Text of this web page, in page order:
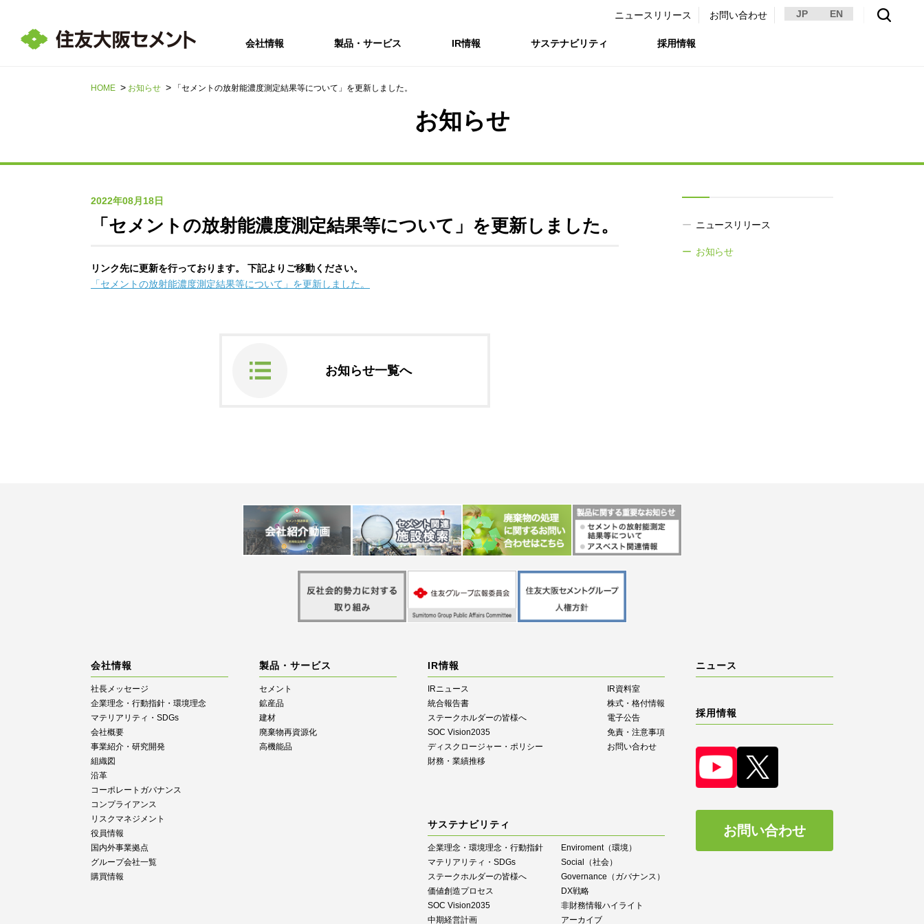
会社情報
事業紹介・研究開発
コンプライアンス
グループ会社一覧
製品・サービス IR情報
統合報告書
ディスクロージャー・ポリシー
IR資料室
お問い合わせ
サステナビリティ
ィ
マテリアリティ・SDGs
SOC Vision2035
中期経営計画
SOCN2050
Social（社会）
非財務情報ハイライト
アーカイブ
採用情報
インターンシップ（全国勤務コース）
アルムナイ採用サイト
ニュースリリース お問い合わせ JP EN
HOME お知らせ 「セメントの放射能濃度測定結果等について」を更新しました。
お知らせ
2022年08月18日
「セメントの放射能濃度測定結果等について」を更新しました。
リンク先に更新を行っております。 下記よりご移動ください。
「セメントの放射能濃度測定結果等について」を更新しました。
お知らせ一覧へ
ニュースリリース
お知らせ
会社情報
社長メッセージ
企業理念・行動指針・環境理念
マテリアリティ・SDGs
会社概要
事業紹介・研究開発
組織図
沿革
コーポレートガバナンス
コンプライアンス
リスクマネジメント
役員情報
国内外事業拠点
グループ会社一覧
購買情報
製品・サービス
セメント
鉱産品
建材
廃棄物再資源化
高機能品
IR情報
IRニュース
統合報告書
ステークホルダーの皆様へ
SOC Vision2035
ディスクロージャー・ポリシー
財務・業績推移
IR資料室
株式・格付情報
電子公告
免責・注意事項
お問い合わせ
サステナビリティ
企業理念・環境理念・行動指針
マテリアリティ・SDGs
ステークホルダーの皆様へ
価値創造プロセス
SOC Vision2035
中期経営計画
Enviroment（環境）
Social（社会）
Governance（ガバナンス）
DX戦略
⾮財務情報ハイライト
アーカイブ
ニュース
採用情報
お問い合わせ